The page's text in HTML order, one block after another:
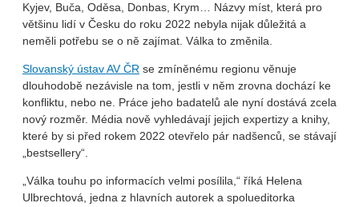
Kyjev, Buča, Oděsa, Donbas, Krym… Názvy míst, která pro
většinu lidí v Česku do roku 2022 nebyla nijak důležitá a
neměli potřebu se o ně zajímat. Válka to změnila.
Slovanský ústav AV ČR se zmíněnému regionu věnuje
dlouhodobě nezávisle na tom, jestli v něm zrovna dochází ke
konfliktu, nebo ne. Práce jeho badatelů ale nyní dostává zcela
nový rozměr. Média nově vyhledávají jejich expertizy a knihy,
které by si před rokem 2022 otevřelo pár nadšenců, se stávají
„bestsellery“.
„Válka touhu po informacích velmi posílila,“ říká Helena
Ulbrechtová, jedna z hlavních autorek a spolueditorka